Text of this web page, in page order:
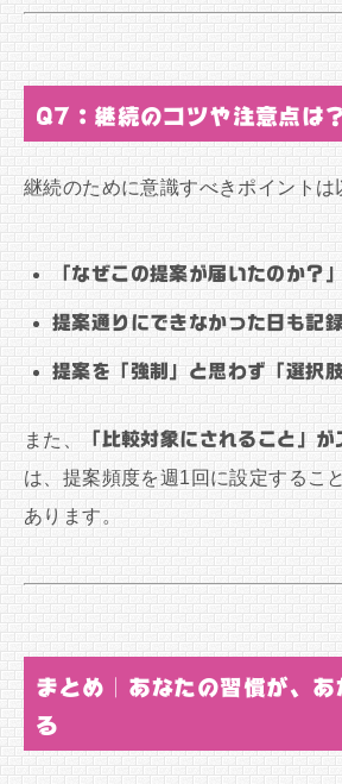
Q7：継続のコツや注意点は
継続のために意識すべきポイントは
「なぜこの提案が届いたのか？
提案通りにできなかった日も記
提案を「強制」と思わず「選択
また、 「比較対象にされること」
は、提案頻度を週1回に設定するこ
あります。
まとめ｜あなたの習慣が、
る